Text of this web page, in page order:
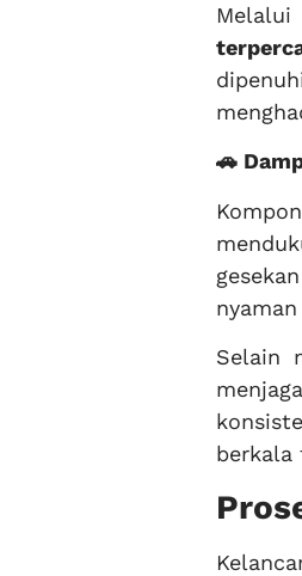
Melalui
🚗
Selain
berkala